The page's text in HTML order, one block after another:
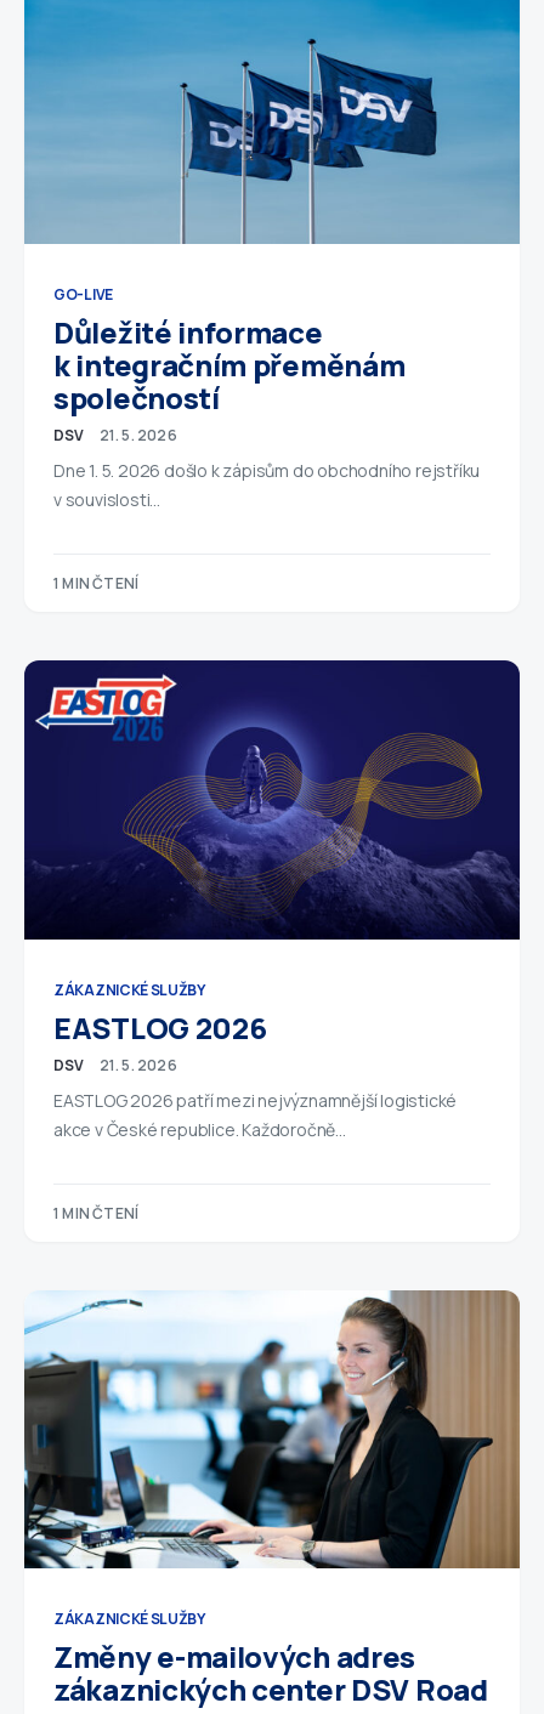
GO-LIVE
Důležité informace
k integračním přeměnám
společností
DSV 21. 5. 2026
Dne 1. 5. 2026 došlo k zápisům do obchodního rejstříku
v souvislosti…
1 MIN ČTENÍ
ZÁKAZNICKÉ SLUŽBY
EASTLOG 2026
DSV 21. 5. 2026
EASTLOG 2026 patří mezi nejvýznamnější logistické
akce v České republice. Každoročně…
1 MIN ČTENÍ
ZÁKAZNICKÉ SLUŽBY
Změny e-mailových adres
zákaznických center DSV Road